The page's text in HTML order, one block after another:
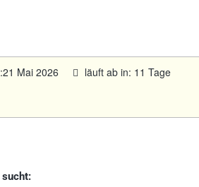
Mai 2026 läuft ab in: 11 Tage